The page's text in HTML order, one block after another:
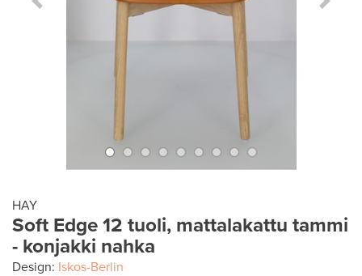
Previous Slide Next
HAY
Soft Edge 12 tuoli, mattalakattu tammi
- konjakki nahka
Design: Iskos-Berlin